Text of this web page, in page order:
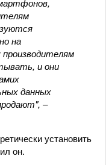
на
и они
данных
–
установить
он.